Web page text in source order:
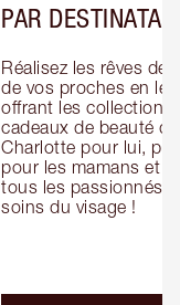
PAR
Réalisez les rêves de
de vos proches en
offrant les collections
cadeaux de beauté de
Charlotte pour lui,
pour les mamans et
tous les passionnés
soins du visage !